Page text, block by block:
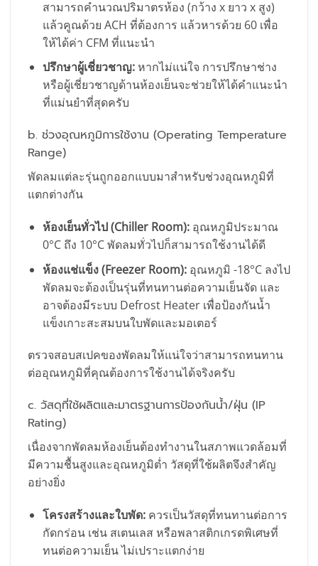
สามารถคำนวณปริมาตรห้อง (กว้าง x ยาว x สูง)
แล้วคูณด้วย ACH ที่ต้องการ แล้วหารด้วย 60 เพื่อ
ให้ได้ค่า CFM ที่แนะนำ
ปรึกษาผู้เชี่ยวชาญ:หากไม่แน่ใจ การปรึกษาช่าง
หรือผู้เชี่ยวชาญด้านห้องเย็นจะช่วยให้ได้คำแนะนำ
ที่แม่นยำที่สุดครับ
b. ช่วงอุณหภูมิการใช้งาน (Operating Temperature
Range)
พัดลมแต่ละรุ่นถูกออกแบบมาสำหรับช่วงอุณหภูมิที่
แตกต่างกัน
ห้องเย็นทั่วไป (Chiller Room):อุณหภูมิประมาณ
0°C ถึง 10°C พัดลมทั่วไปก็สามารถใช้งานได้ดี
ห้องแช่แข็ง (Freezer Room):อุณหภูมิ -18°C ลงไป
พัดลมจะต้องเป็นรุ่นที่ทนทานต่อความเย็นจัด และ
อาจต้องมีระบบ Defrost Heater เพื่อป้องกันน้ำ
แข็งเกาะสะสมบนใบพัดและมอเตอร์
ตรวจสอบสเปคของพัดลมให้แน่ใจว่าสามารถทนทาน
ต่ออุณหภูมิที่คุณต้องการใช้งานได้จริงครับ
c. วัสดุที่ใช้ผลิตและมาตรฐานการป้องกันน้ำ/ฝุ่น (IP
Rating)
เนื่องจากพัดลมห้องเย็นต้องทำงานในสภาพแวดล้อมที่
มีความชื้นสูงและอุณหภูมิต่ำ วัสดุที่ใช้ผลิตจึงสำคัญ
อย่างยิ่ง
โครงสร้างและใบพัด:ควรเป็นวัสดุที่ทนทานต่อการ
กัดกร่อน เช่น สเตนเลส หรือพลาสติกเกรดพิเศษที่
ทนต่อความเย็น ไม่เปราะแตกง่าย